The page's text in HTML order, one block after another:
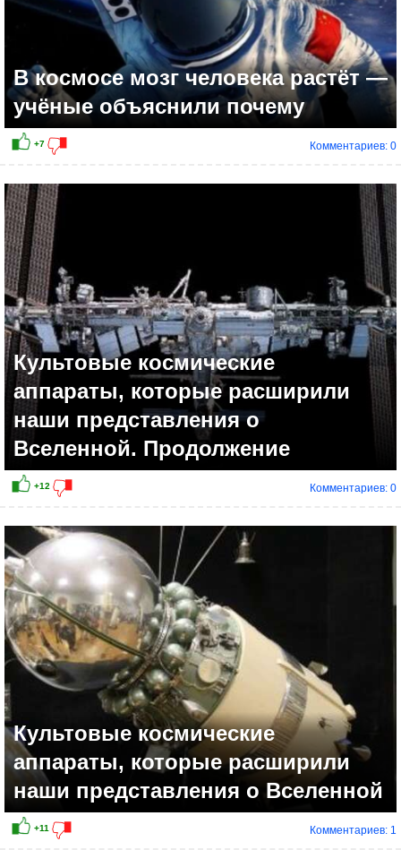
В космосе мозг человека растёт —
учёные объяснили почему
Комментариев: 0
Культовые космические
аппараты, которые расширили
наши представления о
Вселенной. Продолжение
Комментариев: 0
Культовые космические
аппараты, которые расширили
наши представления о Вселенной
Комментариев: 1